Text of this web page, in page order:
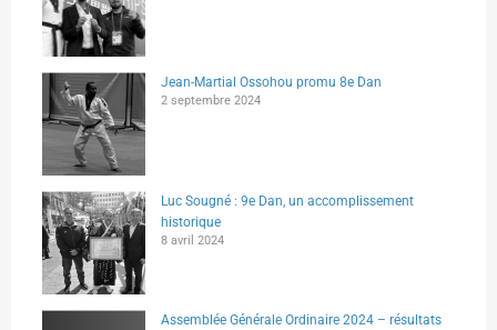
Jean-Martial Ossohou promu 8e Dan
2 septembre 2024
Luc Sougné : 9e Dan, un accomplissement
historique
8 avril 2024
Assemblée Générale Ordinaire 2024 – résultats